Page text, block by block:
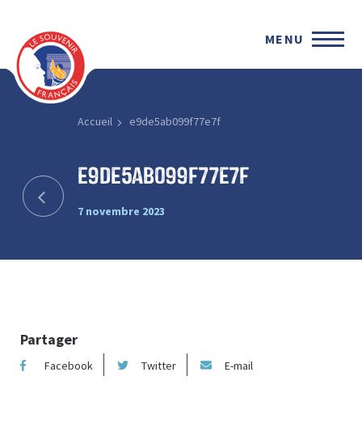
MENU
Accueil e9de5ab099f77e7f
e9de5ab099f77e7f
7 novembre 2023
Partager
Facebook Twitter E-mail